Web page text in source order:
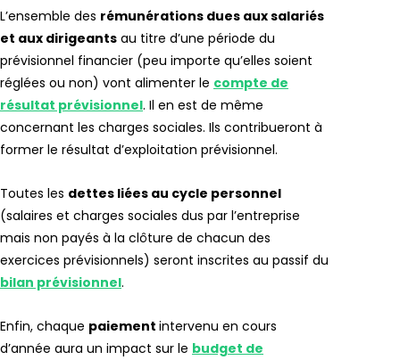
L’ensemble des rémunérations dues aux salariés
et aux dirigeants au titre d’une période du
prévisionnel financier (peu importe qu’elles soient
réglées ou non) vont alimenter le compte de
résultat prévisionnel. Il en est de même
concernant les charges sociales. Ils contribueront à
former le résultat d’exploitation prévisionnel.
Toutes les dettes liées au cycle personnel
(salaires et charges sociales dus par l’entreprise
mais non payés à la clôture de chacun des
exercices prévisionnels) seront inscrites au passif du
bilan prévisionnel.
Enfin, chaque paiement intervenu en cours
d’année aura un impact sur le budget de